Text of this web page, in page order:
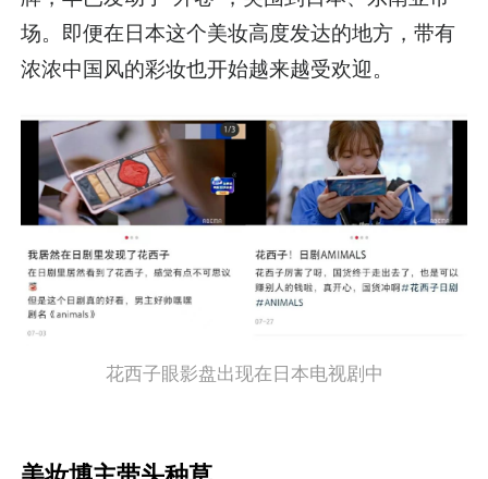
场。即便在日本这个美妆高度发达的地方，带有
浓浓中国风的彩妆也开始越来越受欢迎。
花西子眼影盘出现在日本电视剧中